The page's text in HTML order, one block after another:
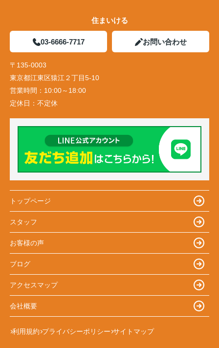
住まいける
03-6666-7717 お問い合わせ
〒135-0003
東京都江東区猿江２丁目5-10
営業時間： 10:00～18:00
定休日： 不定休
トップページ
スタッフ
お客様の声
ブログ
アクセスマップ
会社概要
利用規約 プライバシーポリシー サイトマップ